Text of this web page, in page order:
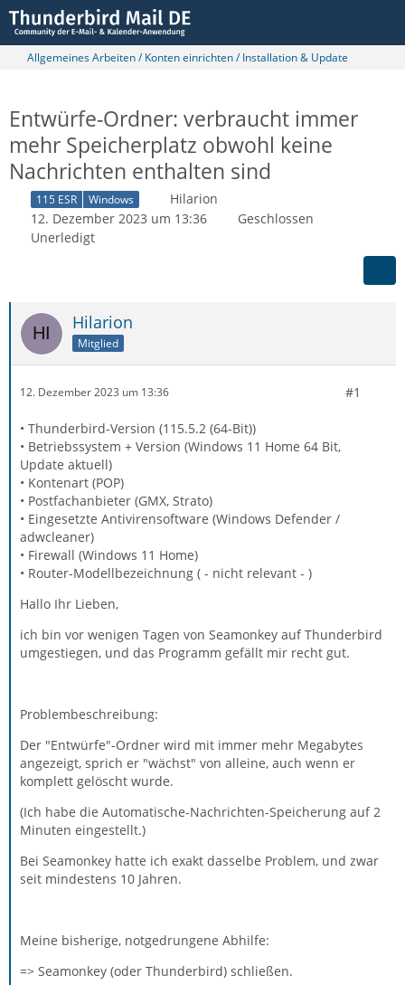
Allgemeines Arbeiten / Konten einrichten / Installation & Update
Entwürfe-Ordner: verbraucht immer
mehr Speicherplatz obwohl keine
Nachrichten enthalten sind
115 ESR Windows
Hilarion
12. Dezember 2023 um 13:36
Geschlossen
Unerledigt
Hilarion
Mitglied
12. Dezember 2023 um 13:36 #1
• Thunderbird-Version (115.5.2 (64-Bit))
• Betriebssystem + Version (Windows 11 Home 64 Bit,
Update aktuell)
• Kontenart (POP)
• Postfachanbieter (GMX, Strato)
• Eingesetzte Antivirensoftware (Windows Defender /
adwcleaner)
• Firewall (Windows 11 Home)
• Router-Modellbezeichnung ( - nicht relevant - )
Hallo Ihr Lieben,
ich bin vor wenigen Tagen von Seamonkey auf Thunderbird
umgestiegen, und das Programm gefällt mir recht gut.
Problembeschreibung:
Der "Entwürfe"-Ordner wird mit immer mehr Megabytes
angezeigt, sprich er "wächst" von alleine, auch wenn er
komplett gelöscht wurde.
(Ich habe die Automatische-Nachrichten-Speicherung auf 2
Minuten eingestellt.)
Bei Seamonkey hatte ich exakt dasselbe Problem, und zwar
seit mindestens 10 Jahren.
Meine bisherige, notgedrungene Abhilfe:
=> Seamonkey (oder Thunderbird) schließen.